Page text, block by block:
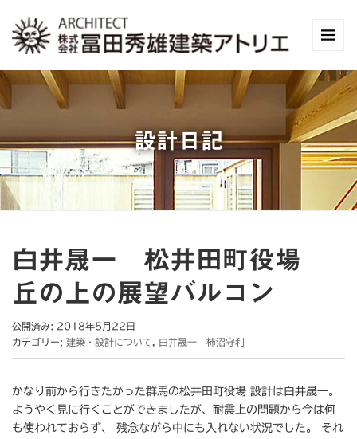
設計日記
白井晟一 松井田町役場
丘の上の展望バルコン
公開済み: 2018年5月22日
カテゴリー: 建築・設計について 白井晟一 柿沼守利
かなり前から行きたかった群馬の松井田町役場 設計は白井晟一。
ようやく見に行くことができましたが、耐震上の問題から今は何
も使われておらず、 残念ながら中にも入れない状況でした。 それ